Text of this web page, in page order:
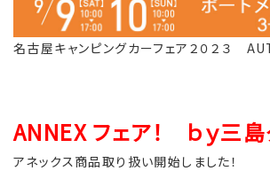
名古屋キャンピングカーフェア２０２３
ANNEX フェア！ ｂｙ三
アネックス商品取り扱い開始しました！